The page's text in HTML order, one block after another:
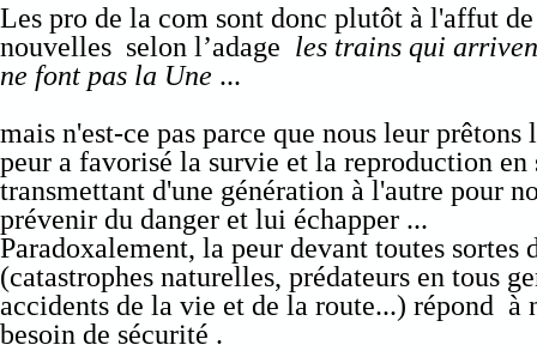
Les pro de la com sont donc plutôt à l'affut de
nouvelles selon l’adage les trains qui
ne font pas la Une ...
mais n'est-ce pas parce que nous leur
peur a favorisé la survie et la reproduction en
transmettant d'une génération à l'autre pour
prévenir du danger et lui échapper ...
Paradoxalement, la peur devant toutes sortes
(catastrophes naturelles, prédateurs en tous
accidents de la vie et de la route...) répond à
besoin de sécurité .